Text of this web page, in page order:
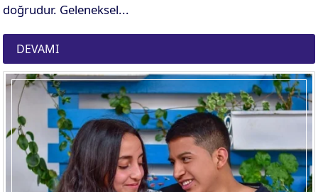
doğrudur. Geleneksel...
DEVAMI